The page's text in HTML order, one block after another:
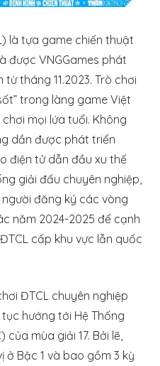
là tựa game chiến thuật
được VNGGames phát
tháng 11.2023. Trò chơi
trong làng game Việt
mọi lứa tuổi. Không
dần được phát triển
điện tử dẫn đầu xu thế
giải đấu chuyên nghiệp,
đăng ký các vòng
năm 2024-2025 để cạnh
cấp khu vực lẫn quốc
ĐTCL chuyên nghiệp
hướng tới Hệ Thống
của mùa giải 17. Bởi lẽ,
ở Bậc 1 và bao gồm 3 kỳ